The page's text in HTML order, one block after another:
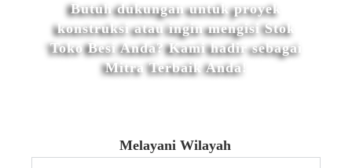
Butuh dukungan untuk proyek
konstruksi atau ingin mengisi Stok
Toko Besi Anda? Kami hadir sebagai
Mitra Terbaik Anda!
Melayani Wilayah